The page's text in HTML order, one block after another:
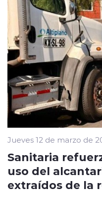
Jueves 12 de marzo de
Sanitaria
uso del
extraídos de la